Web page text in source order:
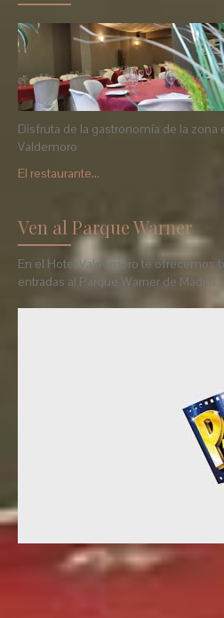
Disfruta de la gastronomía de la zona
Valdemoro
El restaurante...
Ven al Parque Warner
En el Hotel Valdemoro te ofrecemos
entradas al Parque Warner de Madrid.